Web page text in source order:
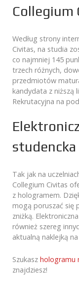
Collegium
Według strony
Civitas, na studia
co najmniej 145
trzech różnych,
przedmiotów
kandydata z niższą
Rekrutacyjna na
Tak jak na
Collegium Civitas
z hologramem.
mogą poruszać się
zniżką.
również szereg
aktualną naklejką
Szukasz hologramu
znajdziesz!